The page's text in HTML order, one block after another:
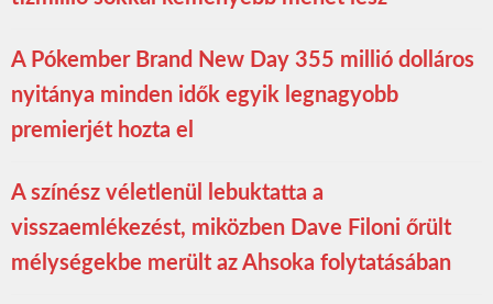
A Pókember Brand New Day 355 millió dolláros
nyitánya minden idők egyik legnagyobb
premierjét hozta el
A színész véletlenül lebuktatta a
visszaemlékezést, miközben Dave Filoni őrült
mélységekbe merült az Ahsoka folytatásában